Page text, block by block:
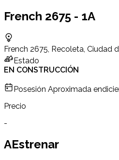
French 2675 - 1A
French 2675, Recoleta, Ciudad
Estado
EN CONSTRUCCIÓN
Posesión Aproximada en
Precio
-
AEstrenar